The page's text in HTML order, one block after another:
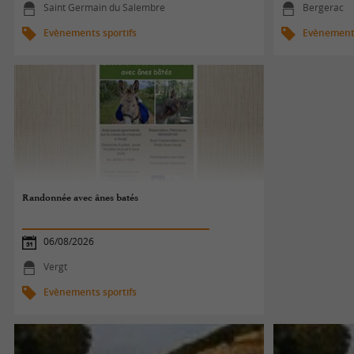
Saint Germain du Salembre
Evènements sportifs
Bergerac
Randonnée avec ânes batés
06/08/2026
Vergt
Evènements sportifs